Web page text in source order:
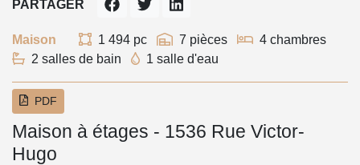
Maison 1 494 pc 7 pièces
4 chambres
2 salles de bain
1 salle d'eau
PARTAGER
PDF
Maison à étages - 1536 Rue Victor-
Hugo